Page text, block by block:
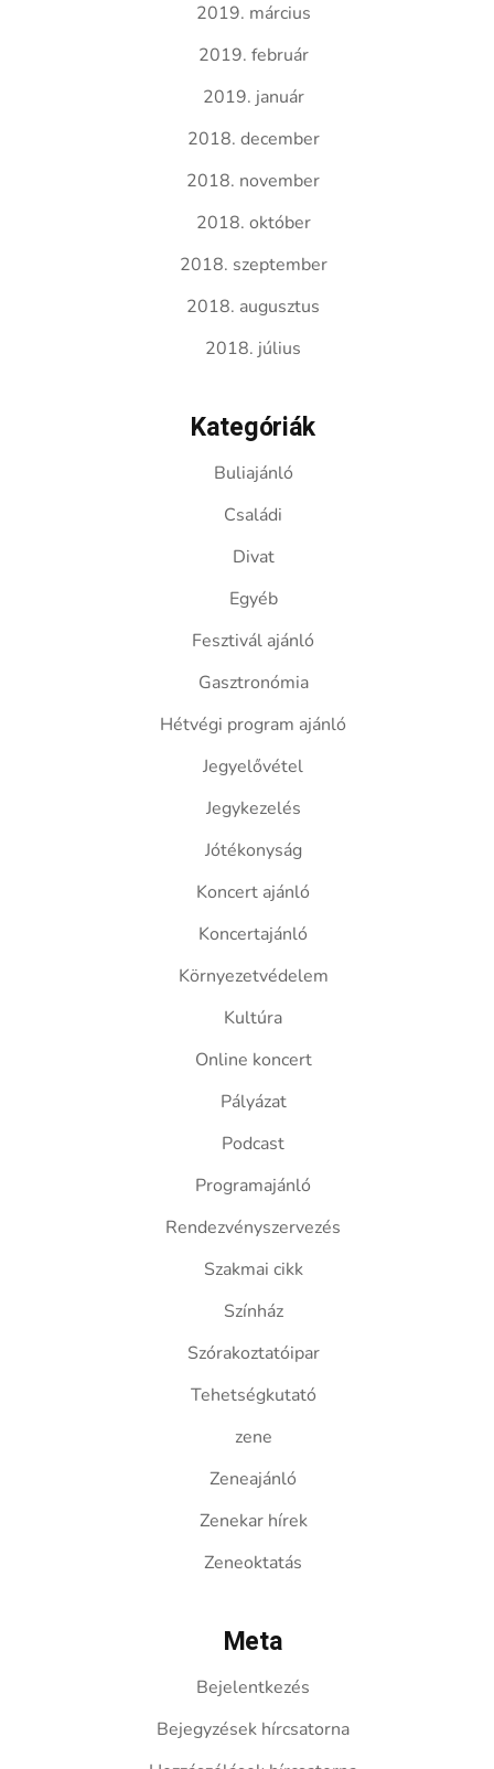
2019. március
2019. február
2019. január
2018. december
2018. november
2018. október
2018. szeptember
2018. augusztus
2018. július
Kategóriák
Buliajánló
Családi
Divat
Egyéb
Fesztivál ajánló
Gasztronómia
Hétvégi program ajánló
Jegyelővétel
Jegykezelés
Jótékonyság
Koncert ajánló
Koncertajánló
Környezetvédelem
Kultúra
Online koncert
Pályázat
Podcast
Programajánló
Rendezvényszervezés
Szakmai cikk
Színház
Szórakoztatóipar
Tehetségkutató
zene
Zeneajánló
Zenekar hírek
Zeneoktatás
Meta
Bejelentkezés
Bejegyzések hírcsatorna